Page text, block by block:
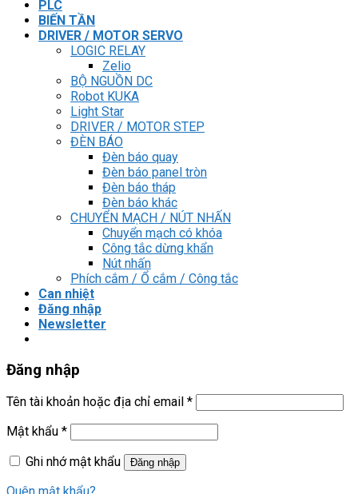
Phích cắm / Ổ cắm / Công tắc
Can nhiệt
Đăng nhập
Newsletter
Đăng nhập
Tên tài khoản hoặc địa chỉ email*
Ghi nhớ mật khẩu
Đăng nhập
Quên mật khẩu?